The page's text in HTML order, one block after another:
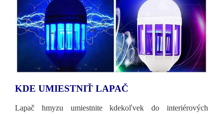
KDE UMIESTNIŤ LAPAČ
Lapač hmyzu umiestnite kdekoľvek do interiérových